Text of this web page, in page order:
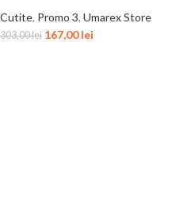
Cutite, Promo 3, Umarex Store
303,00lei 167,00lei